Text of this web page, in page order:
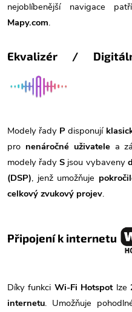
nejoblíbenější navigace patří
Mapy.com.
Ekvalizér /
Modely řady P disponují
pro nenáročné uživatelea
modely řadyS jsou vybaveny
(DSP), jenž umožňuje
celkový zvukový projev.
Připojení k internetu
Díky funkci Wi-Fi Hotspotlze
internetu. Umožňuje